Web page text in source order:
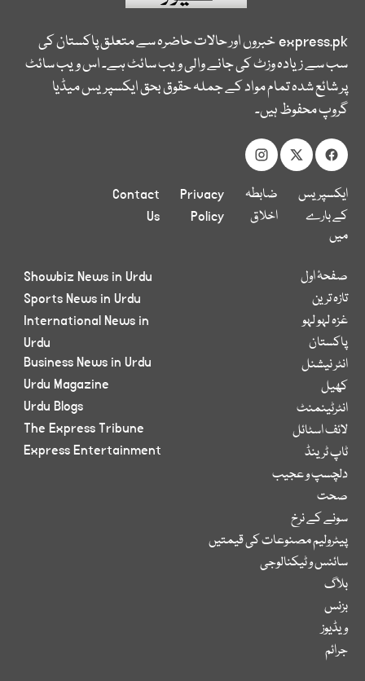
express.pkخبروں اور حالات حاضرہ سے متعلق پاکستان کی
سب سے زیادہ وزٹ کی جانے والی ویب سائٹ ہے۔ اس ویب سائٹ
پر شائع شدہ تمام مواد کے جملہ حقوق بحق ایکسپریس میڈیا
گروپ محفوظ ہیں۔
ایکسپریس
کے بارے
میں
ضابطہ
اخلاق
Privacy
Policy
Contact
Us
صفحۂ اول
تازہ ترین
غزہ لہو لہو
پاکستان
انٹر نیشنل
کھیل
انٹرٹینمنٹ
لائف اسٹائل
ٹاپ ٹرینڈ
دلچسپ و عجیب
صحت
سونے کے نرخ
پیٹرولیم مصنوعات کی قیمتیں
سائنس و ٹیکنالوجی
بلاگ
بزنس
ویڈیوز
جرائم
Showbiz News in Urdu
Sports News in Urdu
International News in
Urdu
Business News in Urdu
Urdu Magazine
Urdu Blogs
The Express Tribune
Express Entertainment